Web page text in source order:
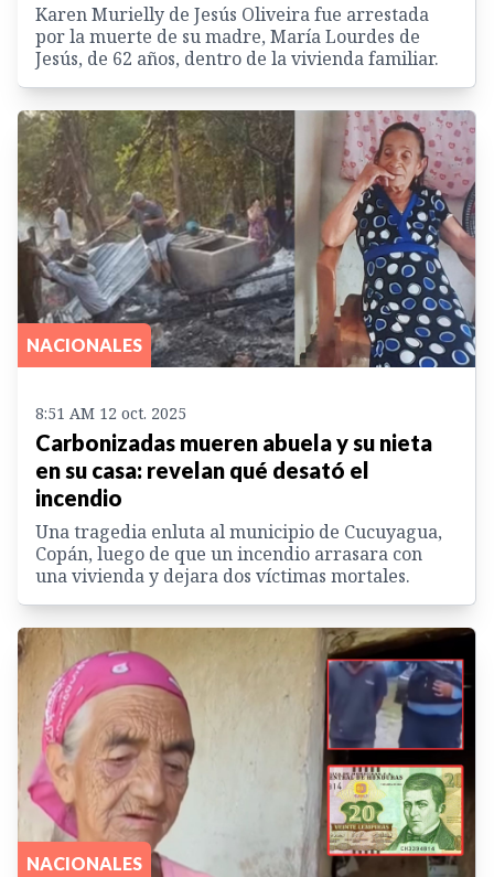
Karen Murielly de Jesús Oliveira fue arrestada
por la muerte de su madre, María Lourdes de
Jesús, de 62 años, dentro de la vivienda familiar.
NACIONALES
8:51 AM 12 oct. 2025
Carbonizadas mueren abuela y su nieta
en su casa: revelan qué desató el
incendio
Una tragedia enluta al municipio de Cucuyagua,
Copán, luego de que un incendio arrasara con
una vivienda y dejara dos víctimas mortales.
NACIONALES